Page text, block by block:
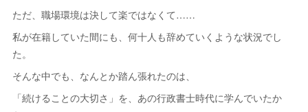
ただ、職場環境は決して楽ではなくて……
私が在籍していた間にも、何十人も辞めていくような状況でし
た。
そんな中でも、なんとか踏ん張れたのは、
「続けることの大切さ」を、あの行政書士時代に学んでいたか